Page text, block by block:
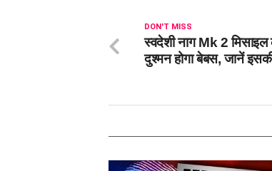
DON'T MISS
स्वदेशी नाग Mk 2
दुश्मन होगा बेबस, जानें